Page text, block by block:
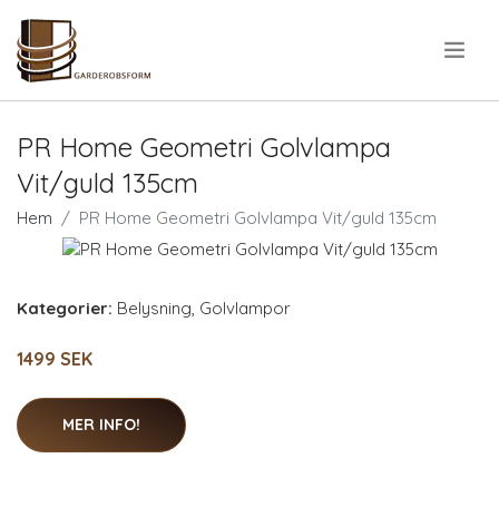
PR Home Geometri Golvlampa
Vit/guld 135cm
Hem PR Home Geometri Golvlampa Vit/guld 135cm
Kategorier: Belysning Golvlampor
1499 SEK
MER INFO!